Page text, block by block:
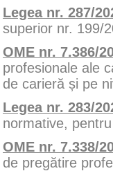
Legea nr. 287/
superior nr. 199/
OME nr. 7.386/
profesionale ale
de carieră și pe
Legea nr. 283/
normative,
OME nr. 7.338/
de pregătire